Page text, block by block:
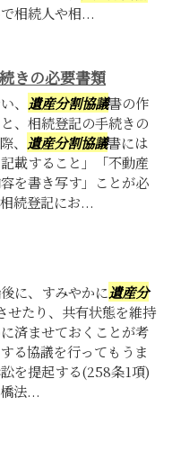
相続人や相...
きの必要書類
、 遺産分割協議書の作
、相続登記の手続きの
、 遺産分割協議書には
載すること」「不動産
を書き写す」ことが必
続登記にお...
に、すみやかに遺産分
せたり、共有状態を維持
済ませておくことが考
る協議を行ってもうま
を提起する(258条1項)
法...